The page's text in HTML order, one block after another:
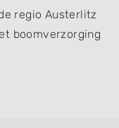
regio Austerlitz
boomverzorging